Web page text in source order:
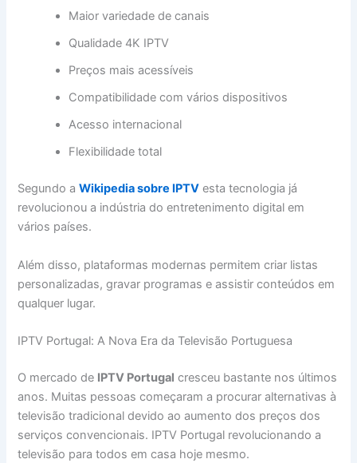
Maior variedade de canais
Qualidade 4K IPTV
Preços mais acessíveis
Compatibilidade com vários dispositivos
Acesso internacional
Flexibilidade total
Segundo aWikipedia sobre IPTV esta tecnologia já
revolucionou a indústria do entretenimento digital em
vários países.
Além disso, plataformas modernas permitem criar listas
personalizadas, gravar programas e assistir conteúdos em
qualquer lugar.
IPTV Portugal: A Nova Era da Televisão Portuguesa
O mercado de IPTV Portugal cresceu bastante nos últimos
anos. Muitas pessoas começaram a procurar alternativas à
televisão tradicional devido ao aumento dos preços dos
serviços convencionais. IPTV Portugal revolucionando a
televisão para todos em casa hoje mesmo.